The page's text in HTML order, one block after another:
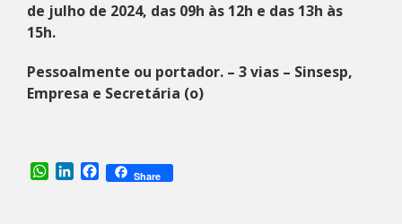
de julho de 2024, das 09h às 12h e das 13h às
15h.
Pessoalmente ou portador. – 3 vias – Sinsesp,
Empresa e Secretária (o)
WhatsApp
LinkedInFacebook
Share